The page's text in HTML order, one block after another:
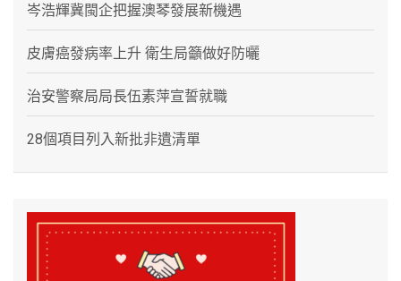
岑浩輝冀閩企把握澳琴發展新機遇
皮膚癌發病率上升 衛生局籲做好防曬
治安警察局局長伍素萍宣誓就職
28個項目列入新批非遺清單